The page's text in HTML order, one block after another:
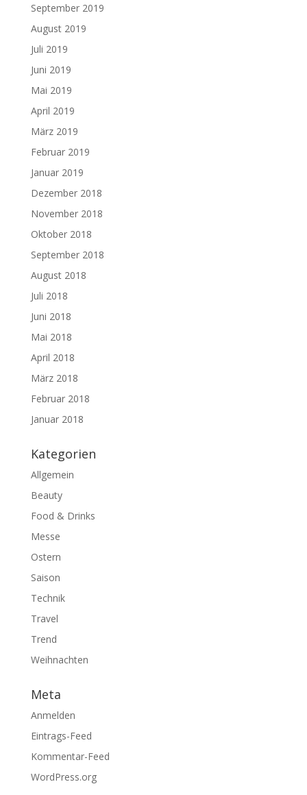
September 2019
August 2019
Juli 2019
Juni 2019
Mai 2019
April 2019
März 2019
Februar 2019
Januar 2019
Dezember 2018
November 2018
Oktober 2018
September 2018
August 2018
Juli 2018
Juni 2018
Mai 2018
April 2018
März 2018
Februar 2018
Januar 2018
Kategorien
Allgemein
Beauty
Food & Drinks
Messe
Ostern
Saison
Technik
Travel
Trend
Weihnachten
Meta
Anmelden
Eintrags-Feed
Kommentar-Feed
WordPress.org